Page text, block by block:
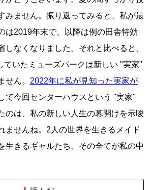
みません。振り返ってみると、私が最
は2019年末で、以降は例の田舎特効
しなくなりました。それと比べると、
ていたミューズパークは新しい
実家
せん。 2022年に私が見知った実家が
て今回センターハウスという
実家
のは、私の新しい人生の幕開けを示唆
ませんね。2人の世界を生きるメイド
生きるギャルたち、その全てが私の中